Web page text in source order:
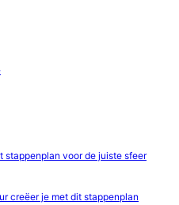
stappenplan voor de juiste sfeer
creëer je met dit stappenplan